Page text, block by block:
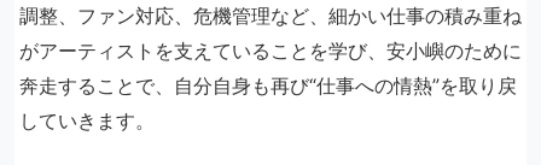
調整、ファン対応、危機管理など、細かい仕事の積み重ね
がアーティストを支えていることを学び、安小嶼のために
奔走することで、自分自身も再び“仕事への情熱”を取り戻
していきます。